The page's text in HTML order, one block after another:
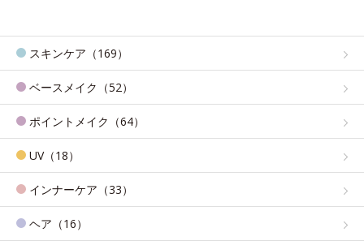
スキンケア（169）
ベースメイク（52）
ポイントメイク（64）
UV（18）
インナーケア（33）
ヘア（16）